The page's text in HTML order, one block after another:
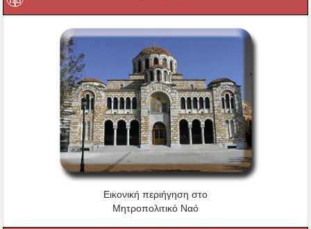
Εικονική περιήγηση στο
Μητροπολιτικό Ναό